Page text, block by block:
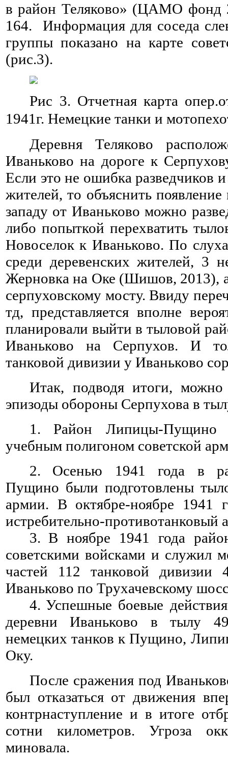
в район Теляково» (ЦАМО фонд
164. Информация для соседа
группы показано на карте
(рис.3).
Рис 3. Отчетная карта
1941г. Немецкие танки и
Деревня Теляково
Иваньково на дороге к
Если это не ошибка разведчиков
жителей, то объяснить
западу от Иваньково можно
либо попыткой перехватить
Новоселок к Иваньково. По
среди деревенских жителей, 3
Жерновка на Оке (Шишов, 2013),
серпуховскому мосту. Ввиду
тд, представляется вполне
планировали выйти в тыловой
Иваньково на Серпухов. И
танковой дивизии у Иваньково
Итак, подводя итоги,
эпизоды обороны Серпухова в
1.
Район Липицы-Пущино
учебным полигоном советской
2.
Осенью 1941 года в
Пущино были подготовлены
армии. В октябре-ноябре 1941
истребительно-противотанковый
3. В ноябре 1941 года
советскими войсками и служил
частей 112 танковой
Иваньково по Трухачевскому
4. Успешные боевые
деревни Иваньково в тылу
немецких танков к Пущино,
Оку.
После сражения под
был отказаться от движения
контрнаступление и в итоге
сотни километров. Угроза
миновала.